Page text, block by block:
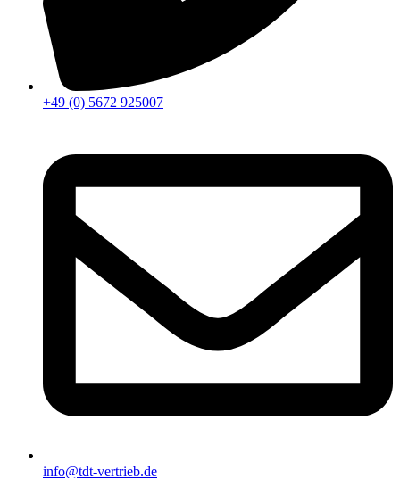
+49 (0) 5672 925007
info@tdt-vertrieb.de